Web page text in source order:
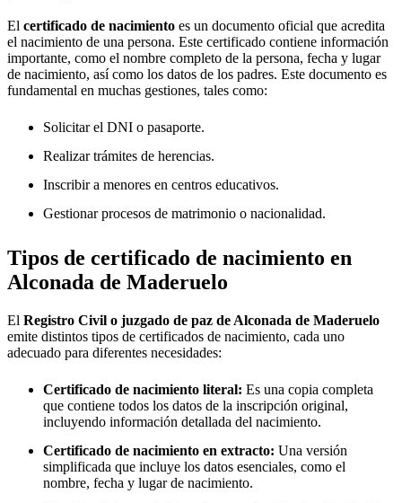
El certificado de nacimiento es un documento oficial que acredita
el nacimiento de una persona. Este certificado contiene información
importante, como el nombre completo de la persona, fecha y lugar
de nacimiento, así como los datos de los padres. Este documento es
fundamental en muchas gestiones, tales como:
Solicitar el DNI o pasaporte.
Realizar trámites de herencias.
Inscribir a menores en centros educativos.
Gestionar procesos de matrimonio o nacionalidad.
Tipos de certificado de nacimiento en
Alconada de Maderuelo
El Registro Civil o juzgado de paz de Alconada de Maderuelo
emite distintos tipos de certificados de nacimiento, cada uno
adecuado para diferentes necesidades:
Certificado de nacimiento literal: Es una copia completa
que contiene todos los datos de la inscripción original,
incluyendo información detallada del nacimiento.
Certificado de nacimiento en extracto: Una versión
simplificada que incluye los datos esenciales, como el
nombre, fecha y lugar de nacimiento.